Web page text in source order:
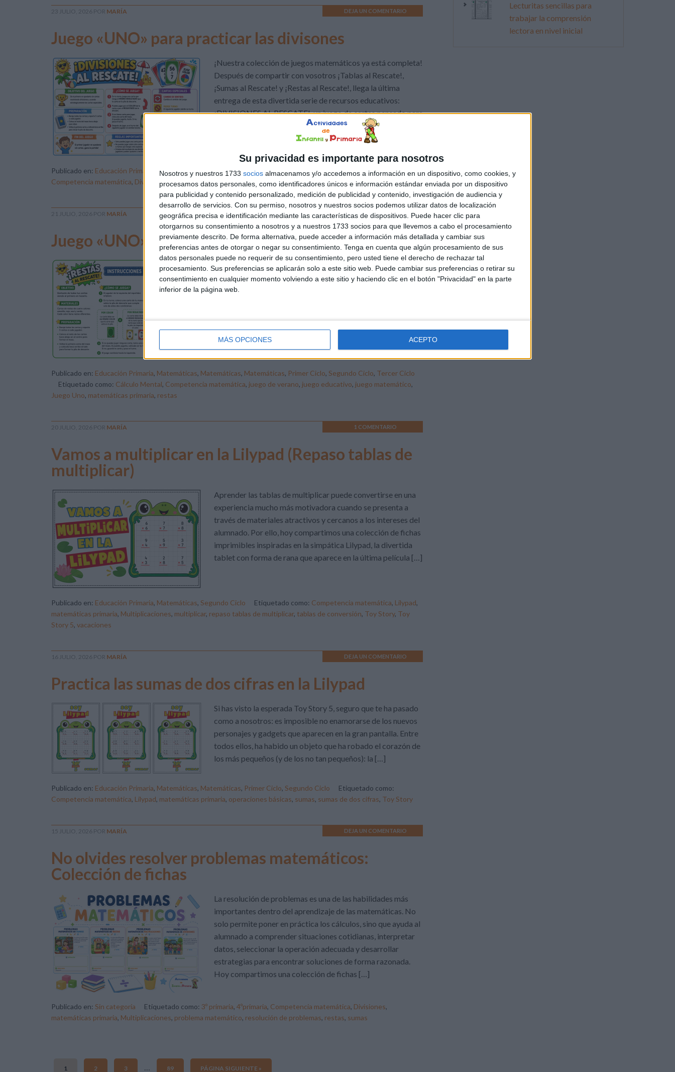
Su privacidad es importante para nosotros
Nosotros y nuestros 1733 socios almacenamos y/o accedemos a información en un dispositivo, como cookies, y
procesamos datos personales, como identificadores únicos e información estándar enviada por un dispositivo
para publicidad y contenido personalizado, medición de publicidad y contenido, investigación de audiencia y
desarrollo de servicios. Con su permiso, nosotros y nuestros socios podemos utilizar datos de localización
geográfica precisa e identificación mediante las características de dispositivos. Puede hacer clic para
otorgarnos su consentimiento a nosotros y a nuestros 1733 socios para que llevemos a cabo el procesamiento
previamente descrito. De forma alternativa, puede acceder a información más detallada y cambiar sus
preferencias antes de otorgar o negar su consentimiento. Tenga en cuenta que algún procesamiento de sus
datos personales puede no requerir de su consentimiento, pero usted tiene el derecho de rechazar tal
procesamiento. Sus preferencias se aplicarán solo a este sitio web. Puede cambiar sus preferencias o retirar su
consentimiento en cualquier momento volviendo a este sitio y haciendo clic en el botón "Privacidad" en la parte
inferior de la página web.
MÁS OPCIONES ACEPTO
23 JULIO, 2026 POR MARÍA DEJA UN COMENTARIO
Juego «UNO» para practicar las divisones
¡Nuestra colección de juegos matemáticos ya está completa!
Después de compartir con vosotros ¡Tablas al Rescate!,
¡Sumas al Rescate! y ¡Restas al Rescate!, llega la última
entrega de esta divertida serie de recursos educativos:
¡DIVISIONES AL RESCATE!, un juego de cartas pensado para
que los niños y niñas practiquen las divisiones de una forma
Publicado en: Educación Primaria Matemáticas,Matemáticas ,Segundo Ciclo,Tercer Ciclo
Etiquetado como:
Competencia matemática, Divisiones,divisiones exactas,juego matemático,Juego Uno, matemáticas primaria
21 JULIO, 2026 POR MARÍA DEJA UN COMENTARIO
Juego «UNO» de cálculo mental: Restas al rescate
¿Quién dijo que practicar las restas durante las vacaciones
tenía que ser aburrido? Con ¡RESTAS AL RESCATE!, el
cálculo mental se transforma en una experiencia divertida,
Educación Primaria refuercen las restas mientras juegan,
compiten y […]
Publicado en: Educación Primaria, Matemáticas, Matemáticas, Matemáticas, Primer Ciclo, Segundo Ciclo, Tercer Ciclo
Etiquetado como: Cálculo Mental, Competencia matemática, juego de verano, juego educativo, juego matemático,
Juego Uno, matemáticas primaria, restas
20 JULIO, 2026 POR MARÍA 1 COMENTARIO
Vamos a multiplicar en la Lilypad (Repaso tablas de
multiplicar)
Aprender las tablas de multiplicar puede convertirse en una
experiencia mucho más motivadora cuando se presenta a
través de materiales atractivos y cercanos a los intereses del
alumnado. Por ello, hoy compartimos una colección de fichas
imprimibles inspiradas en la simpática Lilypad, la divertida
tablet con forma de rana que aparece en la última película […]
Publicado en: Educación Primaria, Matemáticas, Segundo Ciclo Etiquetado como: Competencia matemática, Lilypad,
matemáticas primaria, Multiplicaciones, multiplicar, repaso tablas de multiplicar, tablas de conversión, Toy Story, Toy
Story 5, vacaciones
16 JULIO, 2026 POR MARÍA DEJA UN COMENTARIO
Practica las sumas de dos cifras en la Lilypad
Si has visto la esperada Toy Story 5, seguro que te ha pasado
como a nosotros: es imposible no enamorarse de los nuevos
personajes y gadgets que aparecen en la gran pantalla. Entre
todos ellos, ha habido un objeto que ha robado el corazón de
los más pequeños (y de los no tan pequeños): la […]
Publicado en: Educación Primaria, Matemáticas, Matemáticas, Primer Ciclo, Segundo Ciclo
Etiquetado como:
Competencia matemática, Lilypad, matemáticas primaria, operaciones básicas, sumas, sumas de dos cifras, Toy Story
15 JULIO, 2026 POR MARÍA DEJA UN COMENTARIO
No olvides resolver problemas matemáticos:
Colección de fichas
La resolución de problemas es una de las habilidades más
importantes dentro del aprendizaje de las matemáticas. No
solo permite poner en práctica los cálculos, sino que ayuda al
alumnado a comprender situaciones cotidianas, interpretar
datos, seleccionar la operación adecuada y desarrollar
estrategias para encontrar soluciones de forma razonada.
Hoy compartimos una colección de fichas […]
Publicado en: Sin categoría Etiquetado como: 3º primaria, 4ºprimaria, Competencia matemática, Divisiones,
matemáticas primaria, Multiplicaciones, problema matemático, resolución de problemas, restas, sumas
1 2 3 … 89 PÁGINA SIGUIENTE »
Lecturitas sencillas para
trabajar la comprensión
lectora en nivel inicial